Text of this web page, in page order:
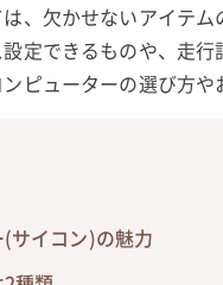
、欠かせないアイテム
定できるものや、走
ピューターの選び方や
サイコン)の魅力